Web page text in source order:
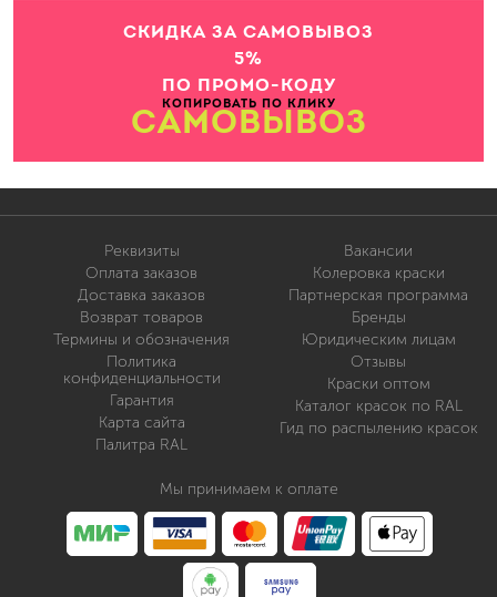
СКИДКА ЗА САМОВЫВОЗ
5%
ПО ПРОМО-КОДУ
КОПИРОВАТЬ ПО КЛИКУ
САМОВЫВОЗ
Реквизиты
Оплата заказов
Доставка заказов
Возврат товаров
Термины и обозначения
Политика
конфиденциальности
Гарантия
Карта сайта
Палитра RAL
Вакансии
Колеровка краски
Партнерская программа
Бренды
Юридическим лицам
Отзывы
Краски оптом
Каталог красок по RAL
Гид по распылению красок
Мы принимаем к оплате